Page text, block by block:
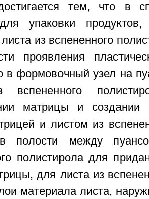
тем, что в
упаковки
листа из вспененного
проявления
в формовочный узел на
вспененного
матрицы и создании
и листом из
полости между
полистирола для
для листа из
материала листа,